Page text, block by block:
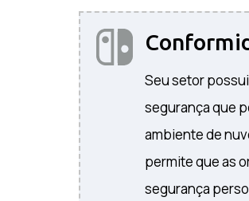
Seu setor
segurança que
ambiente de
permite que as
segurança